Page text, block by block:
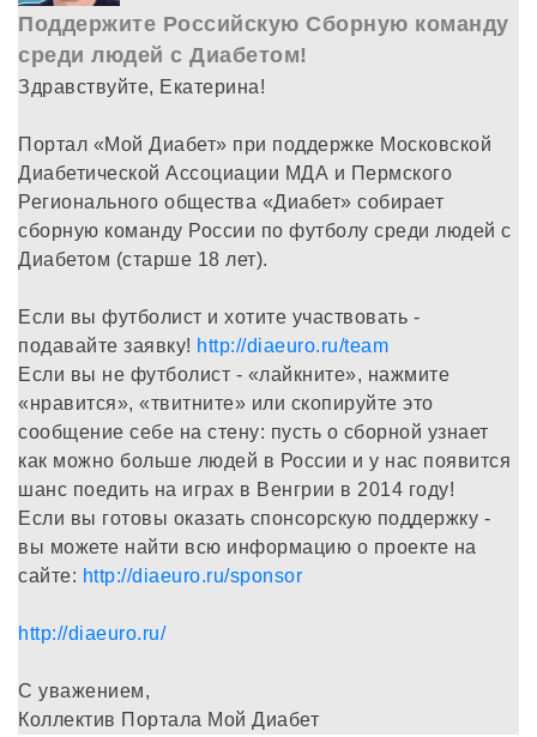
Поддержите Российскую Сборную команду
среди людей с Диабетом!
Здравствуйте, Екатерина!
Портал «Мой Диабет» при поддержке Московской
Диабетической Ассоциации МДА и Пермского
Регионального общества «Диабет» собирает
сборную команду России по футболу среди людей с
Диабетом (старше 18 лет).
Если вы футболист и хотите участвовать -
подавайте заявку! http://diaeuro.ru/team
Если вы не футболист - «лайкните», нажмите
«нравится», «твитните» или скопируйте это
сообщение себе на стену: пусть о сборной узнает
как можно больше людей в России и у нас появится
шанс поедить на играх в Венгрии в 2014 году!
Если вы готовы оказать спонсорскую поддержку -
вы можете найти всю информацию о проекте на
сайте: http://diaeuro.ru/sponsor
http://diaeuro.ru/
С уважением,
Коллектив Портала Мой Диабет